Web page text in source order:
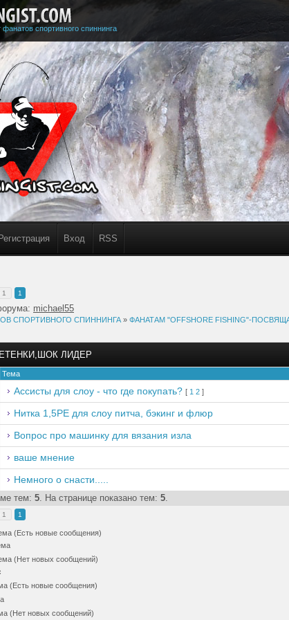
спортивного спиннинга
Регистрация Вход RSS
1 1
michael55
СПОРТИВНОГО СПИННИНГА » ФАНАТАМ "OFFSHORE FISHING"-
ЛИДЕР
Тема
Ассисты для слоу - что где покупать? [ 1 2 ]
Нитка 1,5PE для слоу питча, бэкинг и флюр
Вопрос про машинку для вязания изла
ваше мнение
Немного о снасти.....
тем: 5. На странице показано тем: 5.
1 1
(Есть новые сообщения)
(Нет новых сообщений)
(Есть новые сообщения)
(Нет новых сообщений)